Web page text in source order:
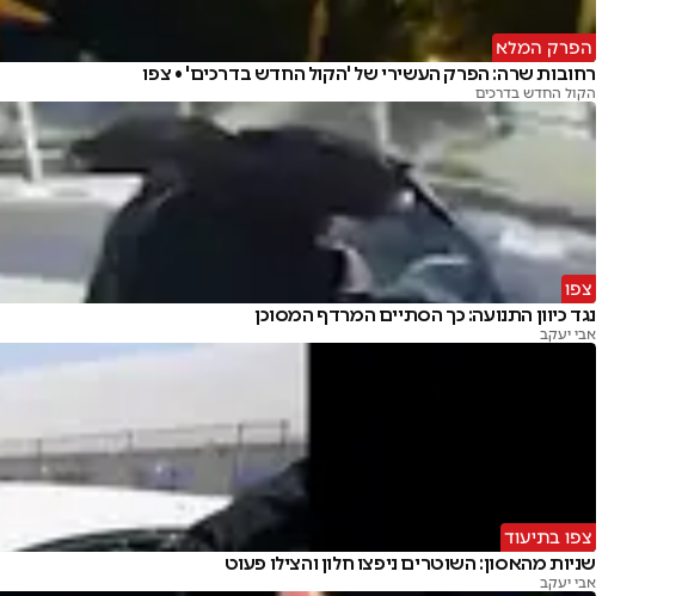
הפרק המלא
רחובות שרה: הפרק העשירי של 'הקול החדש בדרכים' • צפו
הקול החדש בדרכים
צפו
נגד כיוון התנועה: כך הסתיים המרדף המסוכן
אבי יעקב
צפו בתיעוד
שניות מהאסון: השוטרים ניפצו חלון והצילו פעוט
אבי יעקב